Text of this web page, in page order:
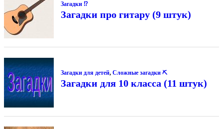
Загадки ⁉
Загадки про гитару (9 штук)
Загадки для детей, Сложные загадки ⛏
Загадки для 10 класса (11 штук)